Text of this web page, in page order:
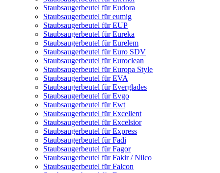
Staubsaugerbeutel für Eudora
Staubsaugerbeutel für eumig
Staubsaugerbeutel für EUP
Staubsaugerbeutel für Eureka
Staubsaugerbeutel für Eurelem
Staubsaugerbeutel für Euro SDV
Staubsaugerbeutel für Euroclean
Staubsaugerbeutel für Europa Style
Staubsaugerbeutel für EVA
Staubsaugerbeutel für Everglades
Staubsaugerbeutel für Evgo
Staubsaugerbeutel für Ewt
Staubsaugerbeutel für Excellent
Staubsaugerbeutel für Excelsior
Staubsaugerbeutel für Express
Staubsaugerbeutel für Fadi
Staubsaugerbeutel für Fagor
Staubsaugerbeutel für Fakir / Nilco
Staubsaugerbeutel für Falcon